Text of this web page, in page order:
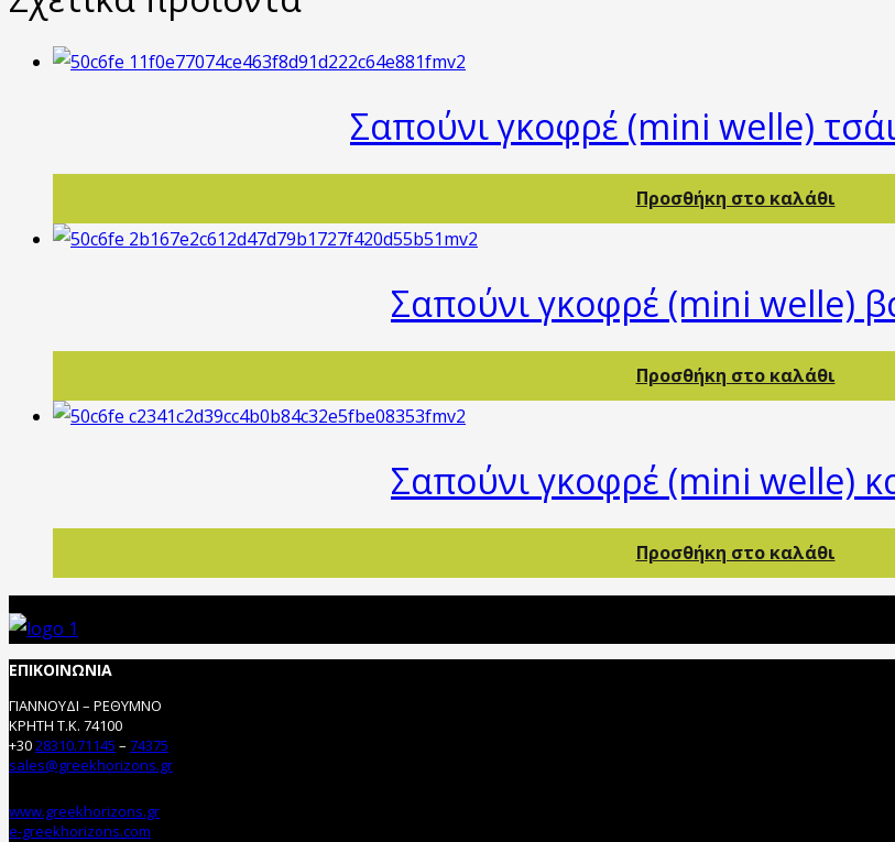
Σαπούνι γκοφρέ (mini welle)
Προσθήκη στο καλάθι
Σαπούνι γκοφρέ (mini welle)
Προσθήκη στο καλάθι
Σαπούνι γκοφρέ (mini welle)
Προσθήκη στο καλάθι
ΕΠΙΚΟΙΝΩΝΙΑ
ΓΙΑΝΝΟΥΔΙ – ΡΕΘΥΜΝΟ
ΚΡΗΤΗ Τ.Κ. 74100
+3028310.71145 – 74375
sales@greekhorizons.gr
www.greekhorizons.gr
e-greekhorizons.com